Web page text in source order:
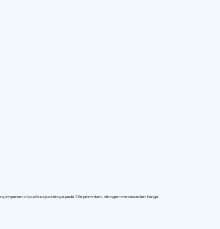
cloud korporatnya pada 1 September, dengan menawarkan harga